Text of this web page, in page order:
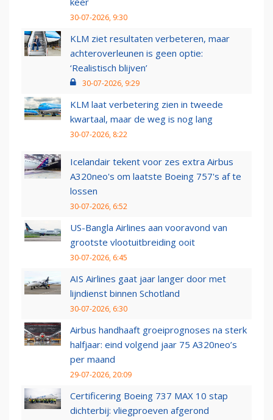
30-07-2026, 9:30
KLM ziet resultaten verbeteren, maar
achteroverleunen is geen optie:
‘Realistisch blijven’
30-07-2026, 9:29
KLM laat verbetering zien in tweede
kwartaal, maar de weg is nog lang
30-07-2026, 8:22
Icelandair tekent voor zes extra Airbus
A320neo's om laatste Boeing 757's af te
lossen
30-07-2026, 6:52
US-Bangla Airlines aan vooravond van
grootste vlootuitbreiding ooit
30-07-2026, 6:45
AIS Airlines gaat jaar langer door met
lijndienst binnen Schotland
30-07-2026, 6:30
Airbus handhaaft groeiprognoses na sterk
halfjaar: eind volgend jaar 75 A320neo’s
per maand
29-07-2026, 20:09
Certificering Boeing 737 MAX 10 stap
dichterbij: vliegproeven afgerond